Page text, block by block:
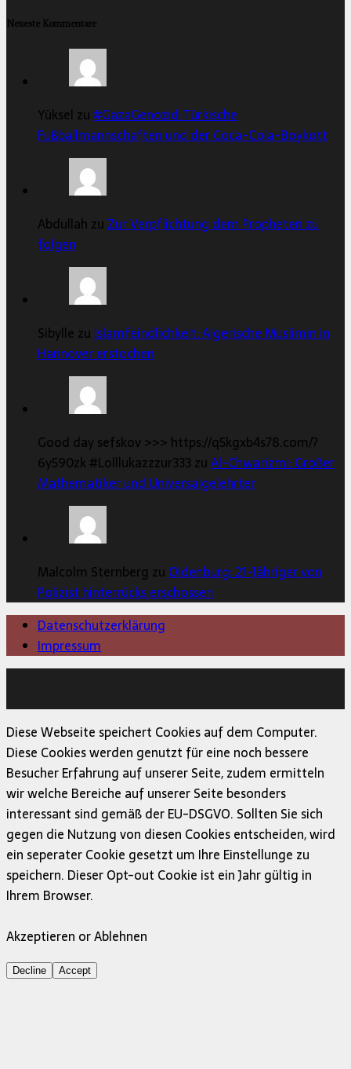
Neueste Kommentare
Yüksel zu#GazaGenozid: Türkische
Fußballmannschaften und der Coca-Cola-Boykott
Abdullah zuZur Verpflichtung dem Propheten zu
folgen
Sibylle zuIslamfeindlichkeit: Algerische Muslimin in
Hannover erstochen
Good day sefskov >>> https://q5kgxb4s78.com/?
6y590zk #Lolllukazzzur333 zuAl-Chwarizmi: Großer
Mathematiker und Universalgelehrter
Malcolm Sternberg zuOldenburg: 21-Jähriger von
Polizist hinterrücks erschossen
Datenschutzerklärung
Impressum
Diese Webseite speichert Cookies auf dem Computer.
Diese Cookies werden genutzt für eine noch bessere
Besucher Erfahrung auf unserer Seite, zudem ermitteln
wir welche Bereiche auf unserer Seite besonders
interessant sind gemäß der EU-DSGVO. Sollten Sie sich
gegen die Nutzung von diesen Cookies entscheiden, wird
ein seperater Cookie gesetzt um Ihre Einstellunge zu
speichern. Dieser Opt-out Cookie ist ein Jahr gültig in
Ihrem Browser.
Akzeptieren or Ablehnen
Decline Accept